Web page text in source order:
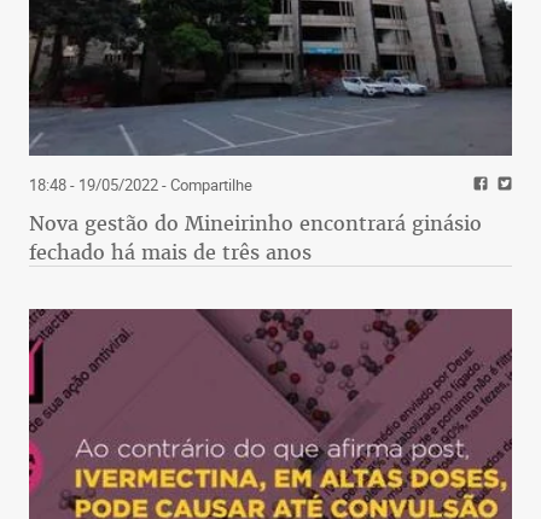
18:48 - 19/05/2022- Compartilhe
Nova gestão do Mineirinho encontrará ginásio
fechado há mais de três anos